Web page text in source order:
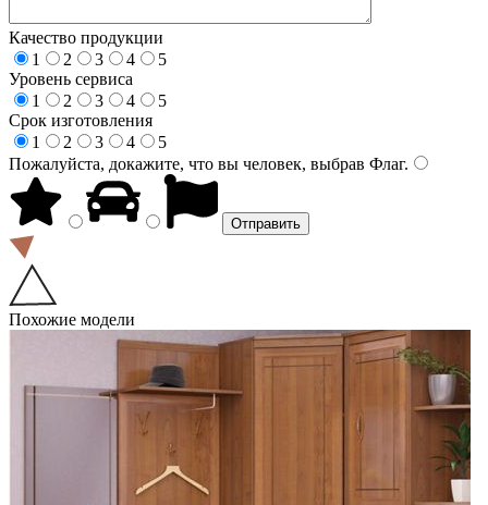
Качество продукции
1
2 3 4
5
Уровень сервиса
1
2 3 4
5
Срок изготовления
1
2 3 4
5
Пожалуйста, докажите, что вы человек, выбрав Флаг.
Похожие модели